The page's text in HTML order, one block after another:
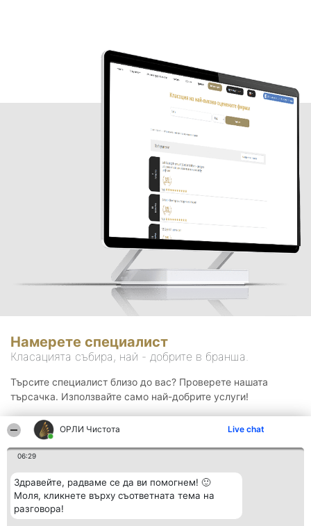
ОРЛИ Чистота Live chat
06:29
Здравейте, радваме се да ви помогнем! 🙂
Моля, кликнете върху съответната тема на
разговора!
Намерете специалист
Класацията събира, най - добрите в бранша.
Търсите специалист близо до вас? Проверете нашата
търсачка. Използвайте само най-добрите услуги!